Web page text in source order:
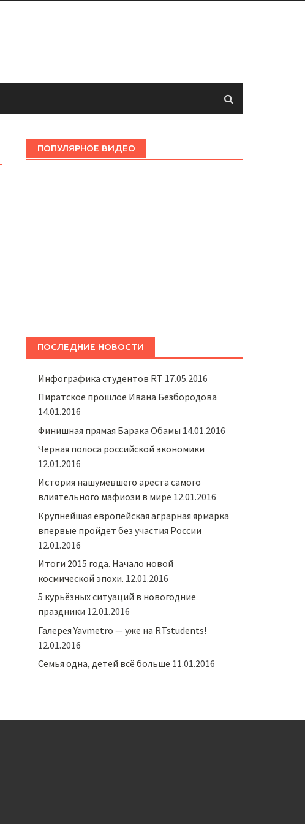
ПОПУЛЯРНОЕ ВИДЕО
ПОСЛЕДНИЕ НОВОСТИ
Инфографика студентов RT 17.05.2016
Пиратское прошлое Ивана Безбородова
14.01.2016
Финишная прямая Барака Обамы 14.01.2016
Черная полоса российской экономики
12.01.2016
История нашумевшего ареста самого
влиятельного мафиози в мире 12.01.2016
Крупнейшая европейская аграрная ярмарка
впервые пройдет без участия России
12.01.2016
Итоги 2015 года. Начало новой
космической эпохи. 12.01.2016
5 курьёзных ситуаций в новогодние
праздники 12.01.2016
Галерея Yavmetro — уже на RTstudents!
12.01.2016
Семья одна, детей всё больше 11.01.2016